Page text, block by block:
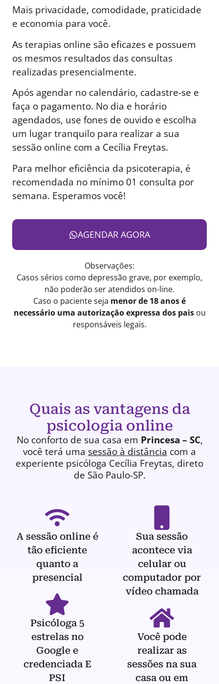
Mais privacidade, comodidade, praticidade
e economia para você.
As terapias online são eficazes e possuem
os mesmos resultados das consultas
realizadas presencialmente.
Após agendar no calendário, cadastre-se e
faça o pagamento. No dia e horário
agendados, use fones de ouvido e escolha
um lugar tranquilo para realizar a sua
sessão online com a Cecília Freytas.
Para melhor eficiência da psicoterapia, é
recomendada no mínimo 01 consulta por
semana. Esperamos você!
AGENDAR AGORA
Observações:
Casos sérios como depressão grave, por exemplo,
não poderão ser atendidos on-line.
Caso o paciente seja menor de 18 anos é
necessário uma autorização expressa dos paisou
responsáveis legais.
Quais as vantagens da
psicologia online
No conforto de sua casa em Princesa – SC,
você terá uma sessão à distância com a
experiente psicóloga Cecília Freytas, direto
de São Paulo-SP.
A sessão online é
tão eficiente
quanto a
presencial
Psicóloga 5
estrelas no
Google e
credenciada E
PSI
Sua sessão
acontece via
celular ou
computador por
vídeo chamada
Você pode
realizar as
sessões na sua
casa ou em